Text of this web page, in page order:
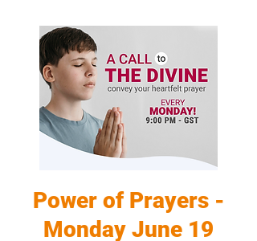
Power of Prayers -
Monday June 19